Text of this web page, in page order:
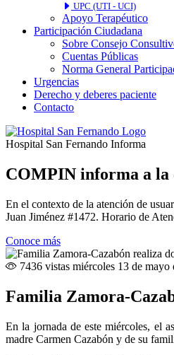
UPC (UTI - UCI)
Apoyo Terapéutico
Participación Ciudadana
Sobre Consejo
Cuentas Públicas
Norma General
Urgencias
Derecho y deberes paciente
Contacto
Hospital San Fernando Informa
COMPIN informa a la
En el contexto de la atención de
Juan Jiménez #1472. Horario de
Conoce más
7436 vistas miércoles 13 de mayo
Familia Zamora-
En la jornada de este miércoles, el
madre Carmen Cazabón y de su